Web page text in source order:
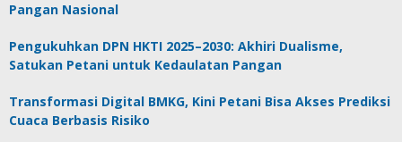
Pangan Nasional
Pengukuhkan DPN HKTI 2025–2030: Akhiri Dualisme,
Satukan Petani untuk Kedaulatan Pangan
Transformasi Digital BMKG, Kini Petani Bisa Akses Prediksi
Cuaca Berbasis Risiko